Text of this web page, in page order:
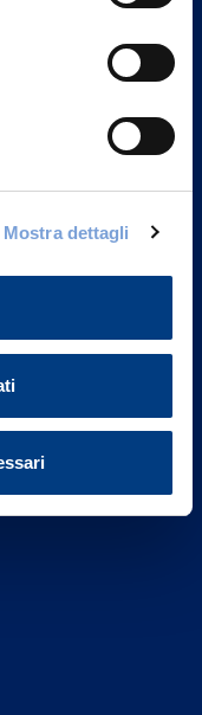
Mostra dettagli